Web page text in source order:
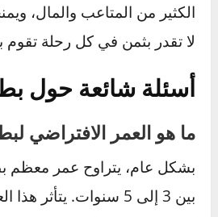
والسيارة مطفأة يستنزف طاقة
دون تعويض.
كن استباقياً ولا
تتعطل!
لقد قطعت الآن شوطاً طويلاً.
رحمة بطارية سيارتك، بل